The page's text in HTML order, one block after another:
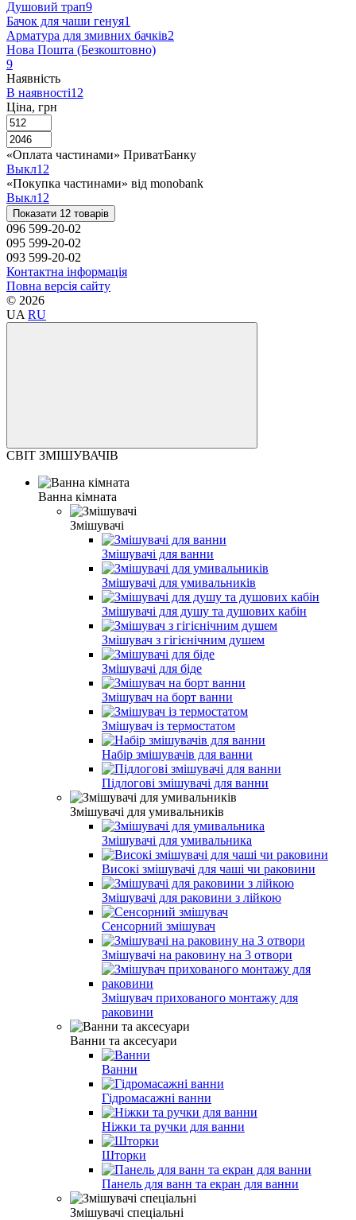
Душовий трап9
Бачок для чаши генуя1
Арматура для змивних бачків2
Нова Пошта (Безкоштовно)
9
Наявність
В наявності12
Ціна, грн
«Оплата частинами» ПриватБанку
Выкл12
«Покупка частинами» від monobank
Выкл12
Показати 12 товарів
096 599-20-02
095 599-20-02
093 599-20-02
Контактна інформація
Повна версія сайту
© 2026
UA RU
СВІТ ЗМІШУВАЧІВ
Ванна кімната
Змішувачі
Змішувачі для ванни
Змішувачі для умивальників
Змішувачі для душу та душових кабін
Змішувач з гігієнічним душем
Змішувачі для біде
Змішувач на борт ванни
Змішувач із термостатом
Набір змішувачів для ванни
Підлогові змішувачі для ванни
Змішувачі для умивальників
Змішувачі для умивальника
Високі змішувачі для чаші чи раковини
Змішувачі для раковини з лійкою
Сенсорний змішувач
Змішувачі на раковину на 3 отвори
Змішувач прихованого монтажу для
раковини
Ванни та аксесуари
Ванни
Гідромасажні ванни
Ніжки та ручки для ванни
Шторки
Панель для ванн та екран для ванни
Змішувачі спеціальні